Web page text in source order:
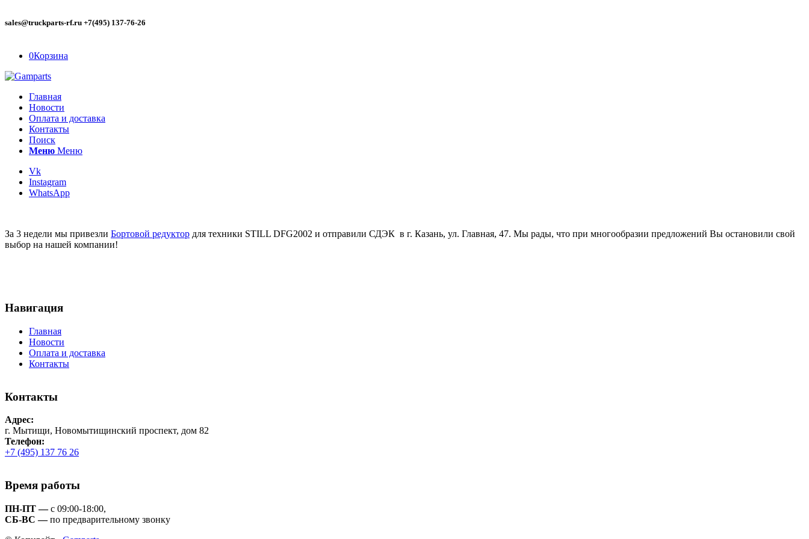
sales@truckparts-rf.ru +7(495) 137-76-26
0Корзина
Главная
Новости
Оплата и доставка
Контакты
Поиск
Меню Меню
Vk
Instagram
WhatsApp
За 3 недели мы привезли Бортовой редуктор для техники STILL DFG2002 и отправили СДЭК в г. Казань, ул. Главная, 47. Мы рады, что при многообразии предложений Вы остановили свой
выбор на нашей компании!
Навигация
Главная
Новости
Оплата и доставка
Контакты
Контакты
Адрес:
г. Мытищи, Новомытищинский проспект, дом 82
Телефон:
+7 (495) 137 76 26
Время работы
ПН-ПТ —с 09:00-18:00,
СБ-ВС —по предварительному звонку